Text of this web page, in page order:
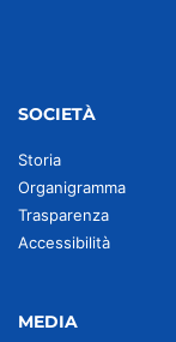
SOCIETÀ
Storia
Organigramma
Trasparenza
Accessibilità
MEDIA